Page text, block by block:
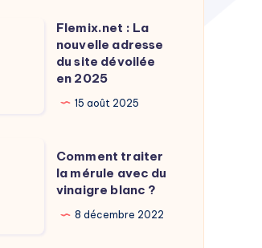
Flemix.net : La
nouvelle adresse
du site dévoilée
en 2025
15 août 2025
Comment traiter
la mérule avec du
vinaigre blanc ?
8 décembre 2022